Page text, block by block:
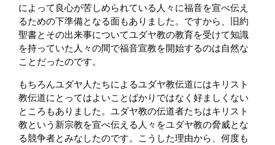
によって良心が苦しめられている人々に福音を宣べ伝え
るための下準備となる面もありました。ですから、旧約
聖書とその出来事についてユダヤ教の教育を受けて知識
を持っていた人々の間で福音宣教を開始するのは自然な
ことだったのです。
もちろんユダヤ人たちによるユダヤ教伝道にはキリスト
教伝道にとってはよいことばかりではなく好ましくない
ところもありました。ユダヤ教の伝道者たちはキリスト
教という新宗教を宣べ伝える人々をユダヤ教の脅威とな
る競争者とみなしたのです。こうした理由から、何度も